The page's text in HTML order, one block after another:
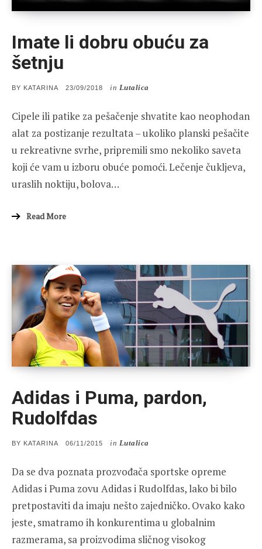
Imate li dobru obuću za
šetnju
BY KATARINA
POSTED
23/09/2018 in Lutalica
Cipele ili patike za pešačenje shvatite kao neophodan
alat za postizanje rezultata – ukoliko planski pešačite
u rekreativne svrhe, pripremili smo nekoliko saveta
koji će vam u izboru obuće pomoći. Lečenje čukljeva,
uraslih noktiju, bolova…
Read More
Adidas i Puma, pardon,
Rudolfdas
BY KATARINA
POSTED
06/11/2015 in Lutalica
Da se dva poznata prozvođača sportske opreme
Adidas i Puma zovu Adidas i Rudolfdas, lako bi bilo
pretpostaviti da imaju nešto zajedničko. Ovako kako
jeste, smatramo ih konkurentima u globalnim
razmerama, sa proizvodima sličnog visokog